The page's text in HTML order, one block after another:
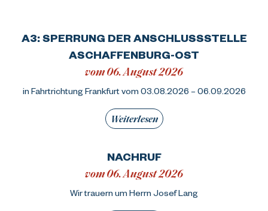
A3: SPERRUNG DER ANSCHLUSSSTELLE
ASCHAFFENBURG-OST
vom 06. August 2026
in Fahrtrichtung Frankfurt vom 03.08.2026 – 06.09.2026
Weiterlesen
NACHRUF
vom 06. August 2026
Wir trauern um Herrn Josef Lang